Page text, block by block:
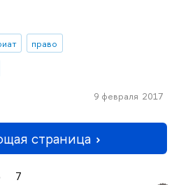
право
9 февраля 2017
страница
7